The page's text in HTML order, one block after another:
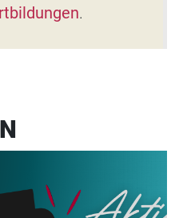
.